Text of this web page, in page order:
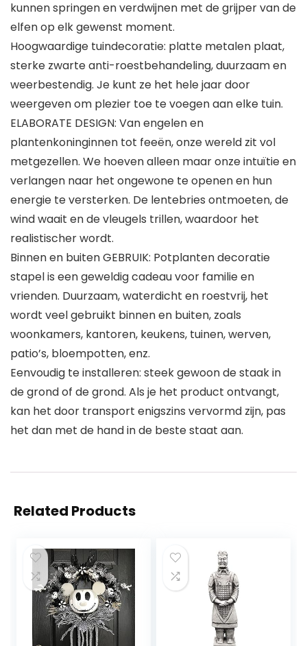
kunnen springen en verdwijnen met de grijper van de
elfen op elk gewenst moment.
Hoogwaardige tuindecoratie: platte metalen plaat,
sterke zwarte anti-roestbehandeling, duurzaam en
weerbestendig. Je kunt ze het hele jaar door
weergeven om plezier toe te voegen aan elke tuin.
ELABORATE DESIGN: Van engelen en
plantenkoninginnen tot feeën, onze wereld zit vol
metgezellen. We hoeven alleen maar onze intuïtie en
verlangen naar het ongewone te openen en hun
energie te versterken. De lentebries ontmoeten, de
wind waait en de vleugels trillen, waardoor het
realistischer wordt.
Binnen en buiten GEBRUIK: Potplanten decoratie
stapel is een geweldig cadeau voor familie en
vrienden. Duurzaam, waterdicht en roestvrij, het
wordt veel gebruikt binnen en buiten, zoals
woonkamers, kantoren, keukens, tuinen, werven,
patio’s, bloempotten, enz.
Eenvoudig te installeren: steek gewoon de staak in
de grond of de grond. Als je het product ontvangt,
kan het door transport enigszins vervormd zijn, pas
het dan met de hand in de beste staat aan.
Related Products